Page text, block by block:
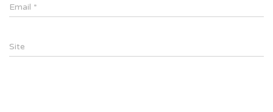
Email *
Site